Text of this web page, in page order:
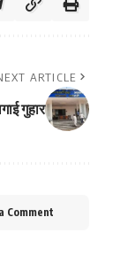
ARTICLE
गुहार
Comment